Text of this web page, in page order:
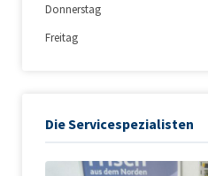
Donnerstag
Freitag
Die Servicespezialisten